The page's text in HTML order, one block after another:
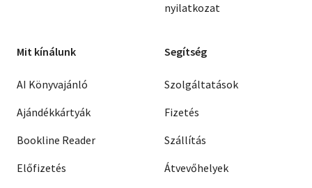
nyilatkozat
Mit kínálunk
AI Könyvajánló
Ajándékkártyák
Bookline Reader
Előfizetés
Segítség
Szolgáltatások
Fizetés
Szállítás
Átvevőhelyek